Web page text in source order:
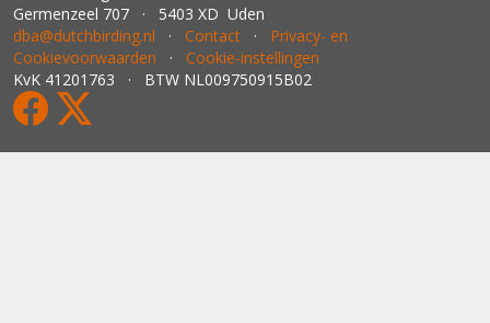
Germenzeel 707 · 5403 XD Uden
dba@dutchbirding.nl · Contact · Privacy- en
Cookievoorwaarden · Cookie-instellingen
KvK 41201763 · BTW NL009750915B02